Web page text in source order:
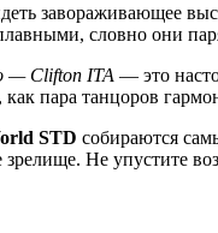
завораживающее
словно они
— Clifton ITA — это
пара танцоров
STD собираются
зрелище. Не упустите